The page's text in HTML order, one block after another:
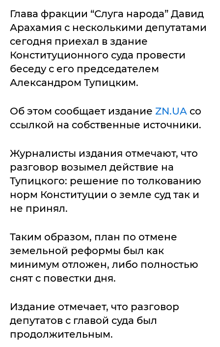
Глава фракции “Слуга народа” Давид
Арахамия с несколькими депутатами
сегодня приехал в здание
Конституционного суда провести
беседу с его председателем
Александром Тупицким.
Об этом сообщает издание ZN.UA со
ссылкой на собственные источники.
Журналисты издания отмечают, что
разговор возымел действие на
Тупицкого: решение по толкованию
норм Конституции о земле суд так и
не принял.
Таким образом, план по отмене
земельной реформы был как
минимум отложен, либо полностью
снят с повестки дня.
Издание отмечает, что разговор
депутатов с главой суда был
продолжительным.